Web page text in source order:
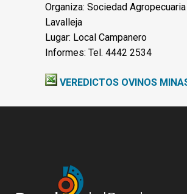
Organiza: Sociedad
Lavalleja
Lugar: Local Campanero
Informes: Tel. 4442 2534
VEREDICTOS OVINOS